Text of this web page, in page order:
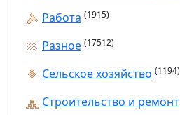
Работа (1915)
Разное (17512)
Сельское хозяйство (1194)
Строительство и ремонт